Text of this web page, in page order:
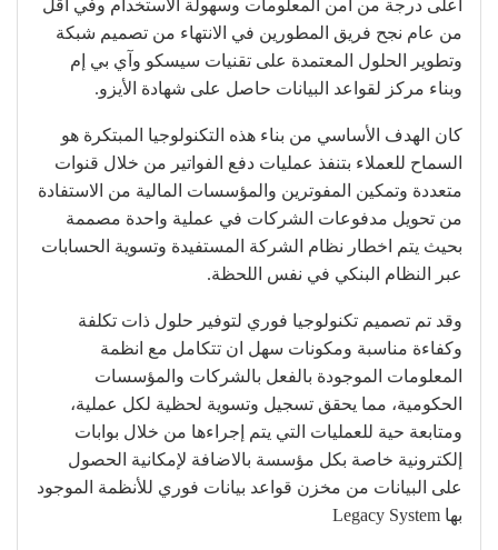
أعلى درجة من أمن المعلومات وسهولة الاستخدام وفي أقل
من عام نجح فريق المطورين في الانتهاء من تصميم شبكة
وتطوير الحلول المعتمدة على تقنيات سيسكو وآي بي إم
وبناء مركز لقواعد البيانات حاصل على شهادة الأيزو.
كان الهدف الأساسي من بناء هذه التكنولوجيا المبتكرة هو
السماح للعملاء بتنفذ عمليات دفع الفواتير من خلال قنوات
متعددة وتمكين المفوترين والمؤسسات المالية من الاستفادة
من تحويل مدفوعات الشركات في عملية واحدة مصممة
بحيث يتم اخطار نظام الشركة المستفيدة وتسوية الحسابات
عبر النظام البنكي في نفس اللحظة.
وقد تم تصميم تكنولوجيا فوري لتوفير حلول ذات تكلفة
وكفاءة مناسبة ومكونات سهل ان تتكامل مع انظمة
المعلومات الموجودة بالفعل بالشركات والمؤسسات
الحكومية، مما يحقق تسجيل وتسوية لحظية لكل عملية،
ومتابعة حية للعمليات التي يتم إجراءها من خلال بوابات
إلكترونية خاصة بكل مؤسسة بالاضافة لإمكانية الحصول
على البيانات من مخزن قواعد بيانات فوري للأنظمة الموجود
بها Legacy System